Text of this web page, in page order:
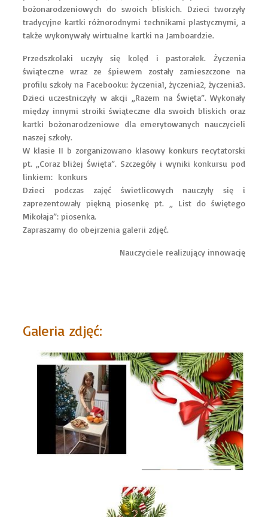
bożonarodzeniowych do swoich bliskich. Dzieci tworzyły
tradycyjne kartki różnorodnymi technikami plastycznymi, a
także wykonywały wirtualne kartki na Jamboardzie.
Przedszkolaki uczyły się kolęd i pastorałek. Życzenia
świąteczne wraz ze śpiewem zostały zamieszczone na
profilu szkoły na Facebooku: życzenia1 życzenia2, życzenia3.
Dzieci uczestniczyły w akcji „Razem na Święta”. Wykonały
między innymi stroiki świąteczne dla swoich bliskich oraz
kartki bożonarodzeniowe dla emerytowanych nauczycieli
naszej szkoły.
W klasie II b zorganizowano klasowy konkurs recytatorski
pt. „Coraz bliżej Święta”. Szczegóły i wyniki konkursu pod
linkiem: konkurs
Dzieci podczas zajęć świetlicowych nauczyły się i
zaprezentowały piękną piosenkę pt. „ List do świętego
Mikołaja”: piosenka.
Zapraszamy do obejrzenia galerii zdjęć.
Nauczyciele realizujący innowację
Galeria zdjęć: